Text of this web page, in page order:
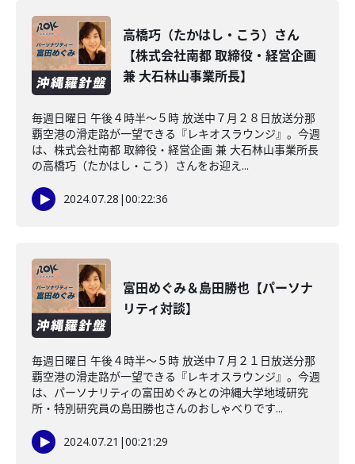
高橋巧（たかはし・こう）さん
【株式会社南都 取締役・経営企画
兼 大石林山事業所長】
毎週日曜日 午後４時半～５時 放送中７月２８日放送分那
覇空港の滑走路が一望できる『レキオスラウンジ』。今週
は、株式会社南都 取締役・経営企画 兼 大石林山事業所長
の高橋巧（たかはし・こう）さんをお迎え...
2024.07.28 |00:22:36
富田めぐみ＆島田勝也【パーソナ
リティ対談】
毎週日曜日 午後４時半～５時 放送中７月２１日放送分那
覇空港の滑走路が一望できる『レキオスラウンジ』。今週
は、パーソナリティの富田めぐみとの沖縄大学地域研究
所・特別研究員の島田勝也さんのおしゃべりです...
2024.07.21 |00:21:29